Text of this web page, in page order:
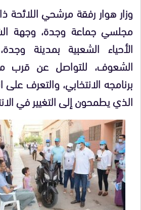
وزار هوار رفقة مرشحي اللائحة
مجلسي جماعة وجدة، وجهة
الأحياء الشعبية بمدينة
الشعوف، للتواصل عن قرب
برنامجه الانتخابي، والتعرف على
الذي يطمحون إلى التغيير في